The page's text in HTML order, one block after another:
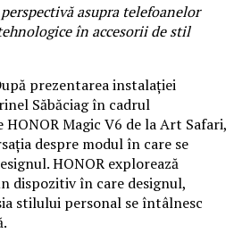
asupra telefoanelor
în accesorii de stil
prezentarea instalației
Săbăciag în cadrul
Magic V6 de la Art Safari,
despre modul în care se
HONOR explorează
dispozitiv în care designul,
stilului personal se întâlnesc